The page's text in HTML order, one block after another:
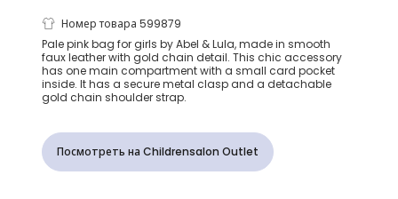
Girls Pink Faux
Leather Bag (18cm)
Номер товара 599879
Pale pink bag for girls by Abel & Lula, made in smooth
faux leather with gold chain detail. This chic accessory
has one main compartment with a small card pocket
inside. It has a secure metal clasp and a detachable
gold chain shoulder strap.
Посмотреть на Childrensalon Outlet